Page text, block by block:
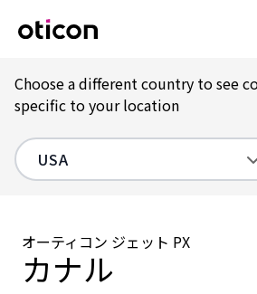
Choose a different country to see
specific to your location
オーティコン ジェット PX
カナル